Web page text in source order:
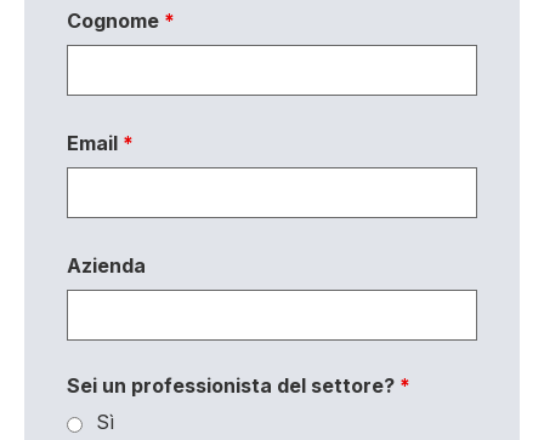
Cognome *
Email *
Azienda
Sei un professionista del settore? *
Sì